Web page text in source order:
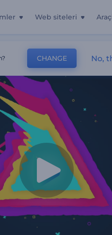
Web siteleri
CHANGE No,